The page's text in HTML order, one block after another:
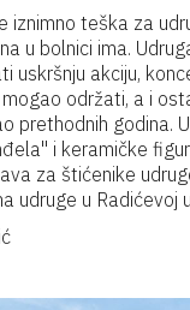
iznimno teška za
u bolnici ima.
uskršnju akciju,
održati, a i
prethodnih godina.
i keramičke
za štićenike
udruge u Radićevoj